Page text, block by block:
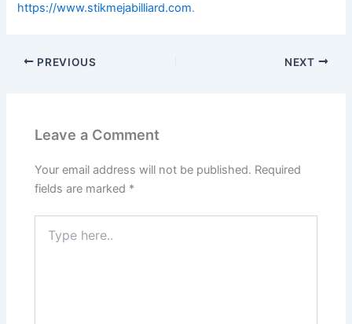
https://www.stikmejabilliard.com.
PREVIOUS NEXT
Leave a Comment
Your email address will not be published. Required
fields are marked *
here..